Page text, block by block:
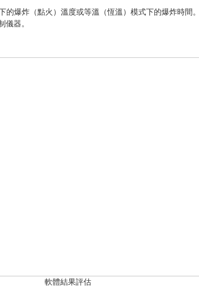
的爆炸（點火）溫度或等溫（恆溫）模式下的爆炸時間
器。
軟體結果評估